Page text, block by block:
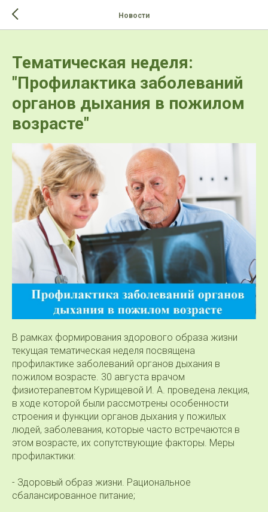
Новости
Тематическая неделя:
"Профилактика заболеваний
органов дыхания в пожилом
возрасте"
В рамках формирования здорового образа жизни
текущая тематическая неделя посвящена
профилактике заболеваний органов дыхания в
пожилом возрасте. 30 августа врачом
физиотерапевтом Курищевой И. А. проведена лекция,
в ходе которой были рассмотрены особенности
строения и функции органов дыхания у пожилых
людей, заболевания, которые часто встречаются в
этом возрасте, их сопутствующие факторы. Меры
профилактики:
- Здоровый образ жизни. Рациональное
сбалансированное питание;